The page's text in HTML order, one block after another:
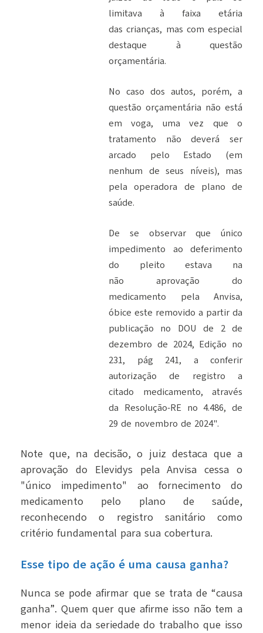
limitava à faixa etária
dascrianças, mas com especial
destaque à questão
orçamentária.
No caso dos autos, porém, a
questão orçamentária não está
em voga, uma vez que o
tratamento não deverá ser
arcado pelo Estado (em
nenhum de seus níveis), mas
pela operadora de plano de
saúde.
De se observar que único
impedimento ao deferimento
do pleito estava na
não aprovação do
medicamento pela Anvisa,
óbice este removido a partir da
publicação no DOU de 2 de
dezembro de 2024, Edição no
231, pág 241, a conferir
autorização de registro a
citado medicamento, através
da Resolução-RE no 4.486, de
29 de novembro de 2024".
Note que, na decisão, o juiz destaca que a
aprovação do Elevidys pela Anvisa cessa o
"único impedimento" ao fornecimento do
medicamento pelo plano de saúde,
reconhecendo o registro sanitário como
critério fundamental para sua cobertura.
Esse tipo de ação é uma causa ganha?
Nunca se pode afirmar que se trata de “causa
ganha”. Quem quer que afirme isso não tem a
menor ideia da seriedade do trabalho que isso